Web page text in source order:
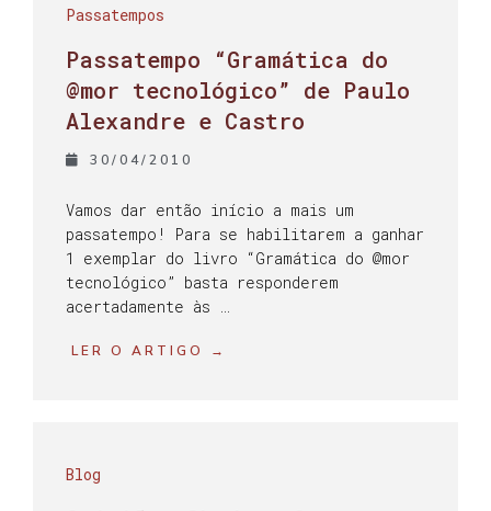
Passatempos
Passatempo “Gramática do
@mor tecnológico” de Paulo
Alexandre e Castro
30/04/2010
Vamos dar então início a mais um
passatempo! Para se habilitarem a ganhar
1 exemplar do livro “Gramática do @mor
tecnológico” basta responderem
acertadamente às …
LER O ARTIGO →
Blog